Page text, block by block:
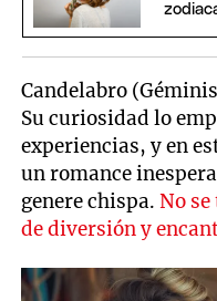
Candelabro
Su curiosidad lo
experiencias, y en
un romance
genere chispa.No
de diversión y